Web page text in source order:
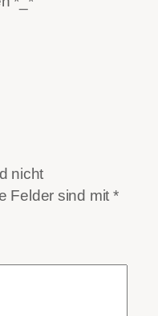
nicht
Felder sind mit *